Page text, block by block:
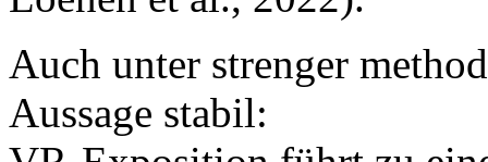
Auch unter strenger
Aussage stabil: